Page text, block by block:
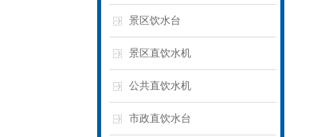
景区饮水台
景区直饮水机
公共直饮水机
市政直饮水台